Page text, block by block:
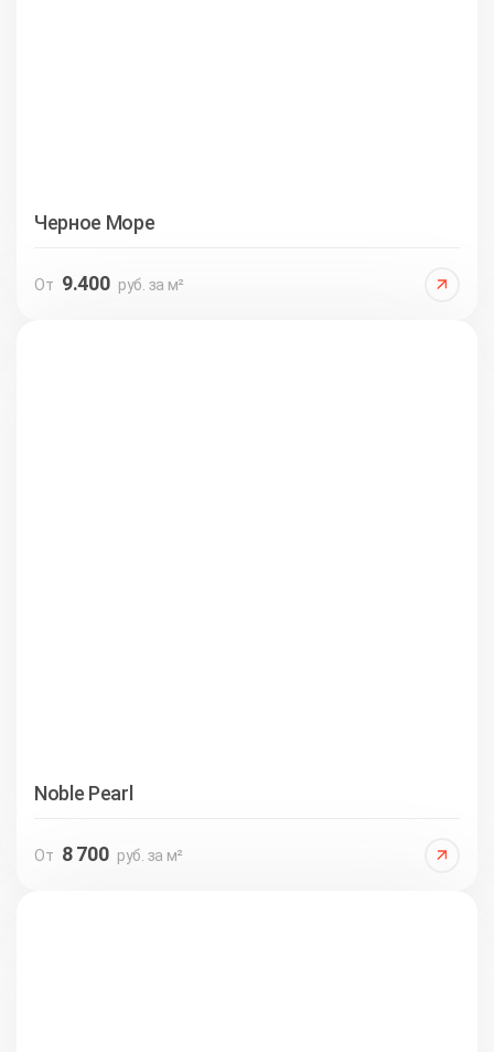
Черное Море
От 9.400 руб. за м²
Noble Pearl
От 8 700 руб. за м²